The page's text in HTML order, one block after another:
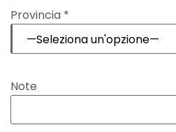
Provincia *
Note